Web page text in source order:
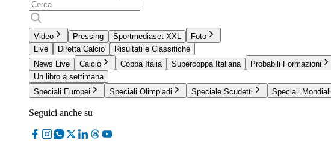
Video Pressing Sportmediaset XXL
Foto
Live
Diretta Calcio
Risultati e Classifiche
News Live
Calcio Coppa Italia Supercoppa Italiana Probabili Formazioni
Un libro a settimana
Speciali Europei
Speciali Olimpiadi Speciale Scudetti Speciali Mondiali
Seguici anche su